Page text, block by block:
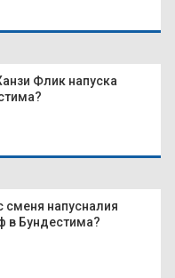
Флик напуска
сменя напусналия
в Бундестима?